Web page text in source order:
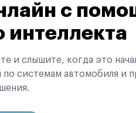
с
интеллекта
и слышите, когда это
системам автомобиля и